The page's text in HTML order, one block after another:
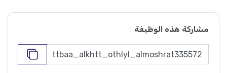
مشاركة هذه الوظيفة